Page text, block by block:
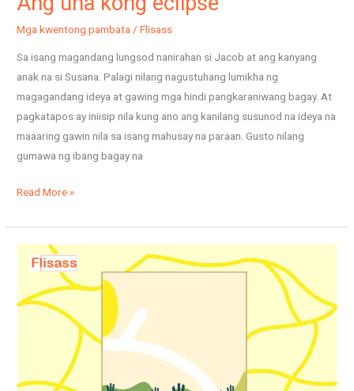
Mga kwentong pambata /Flisass
Sa isang magandang lungsod nanirahan si Jacob at ang kanyang
anak na si Susana. Palagi nilang nagustuhang lumikha ng
magagandang ideya at gawing mga hindi pangkaraniwang bagay. At
pagkatapos ay iniisip nila kung ano ang kanilang susunod na ideya na
maaaring gawin nila sa isang mahusay na paraan. Gusto nilang
gumawa ng ibang bagay na
Read More »
Isang
puting
lugar